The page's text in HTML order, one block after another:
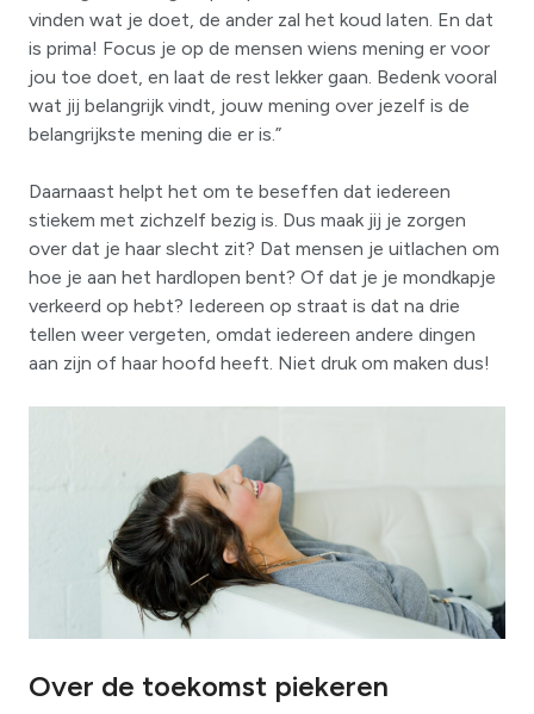
vinden wat je doet, de ander zal het koud laten. En dat
is prima! Focus je op de mensen wiens mening er voor
jou toe doet, en laat de rest lekker gaan. Bedenk vooral
wat jij belangrijk vindt, jouw mening over jezelf is de
belangrijkste mening die er is.”
Daarnaast helpt het om te beseffen dat iedereen
stiekem met zichzelf bezig is. Dus maak jij je zorgen
over dat je haar slecht zit? Dat mensen je uitlachen om
hoe je aan het hardlopen bent? Of dat je je mondkapje
verkeerd op hebt? Iedereen op straat is dat na drie
tellen weer vergeten, omdat iedereen andere dingen
aan zijn of haar hoofd heeft. Niet druk om maken dus!
Over de toekomst piekeren